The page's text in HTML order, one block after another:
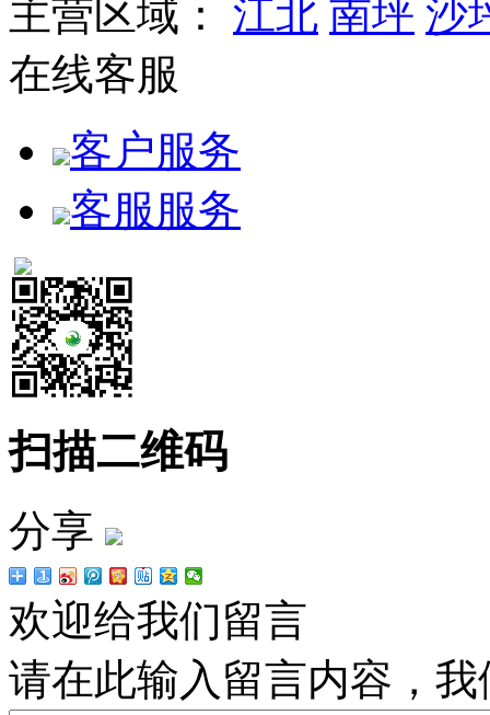
主营区域： 江北 南坪 沙
在线客服
客户服务
客服服务
扫描二维码
分享
欢迎给我们留言
请在此输入留言内容，